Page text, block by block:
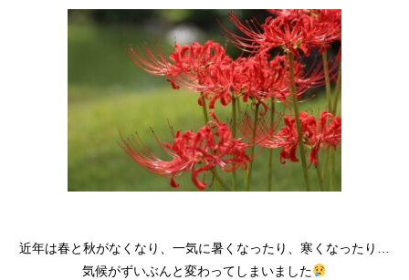
近年は春と秋がなくなり、一気に暑くなったり、寒くなったり…
気候がずいぶんと変わってしまいました